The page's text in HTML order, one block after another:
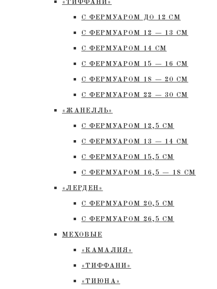
«ТИФФАНИ»
С ФЕРМУАРОМ ДО 12 СМ
С ФЕРМУАРОМ 12 — 13 СМ
С ФЕРМУАРОМ 14 СМ
С ФЕРМУАРОМ 15 — 16 СМ
C ФЕРМУАРОМ 18 — 20 СМ
С ФЕРМУАРОМ 22 — 30 СМ
«ЖАНЕЛЛЬ»
С ФЕРМУАРОМ 12,5 СМ
С ФЕРМУАРОМ 13 — 14 СМ
С ФЕРМУАРОМ 15,5 СМ
С ФЕРМУАРОМ 16,5 — 18 СМ
«ЛЕРДЕН»
С ФЕРМУАРОМ 20,5 СМ
С ФЕРМУАРОМ 26,5 СМ
МЕХОВЫЕ
«КАМАЛИЯ»
«ТИФФАНИ»
«ТИЮНА»